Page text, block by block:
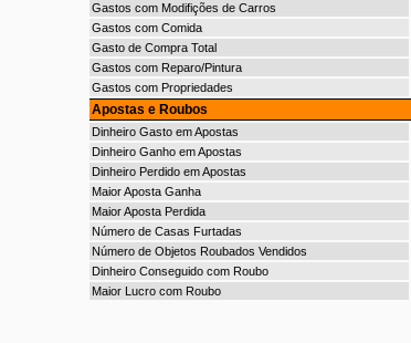
Gastos com Modifições de Carros
Gastos com Comida
Gasto de Compra Total
Gastos com Reparo/Pintura
Gastos com Propriedades
Apostas e Roubos
Dinheiro Gasto em Apostas
Dinheiro Ganho em Apostas
Dinheiro Perdido em Apostas
Maior Aposta Ganha
Maior Aposta Perdida
Número de Casas Furtadas
Número de Objetos Roubados Vendidos
Dinheiro Conseguido com Roubo
Maior Lucro com Roubo